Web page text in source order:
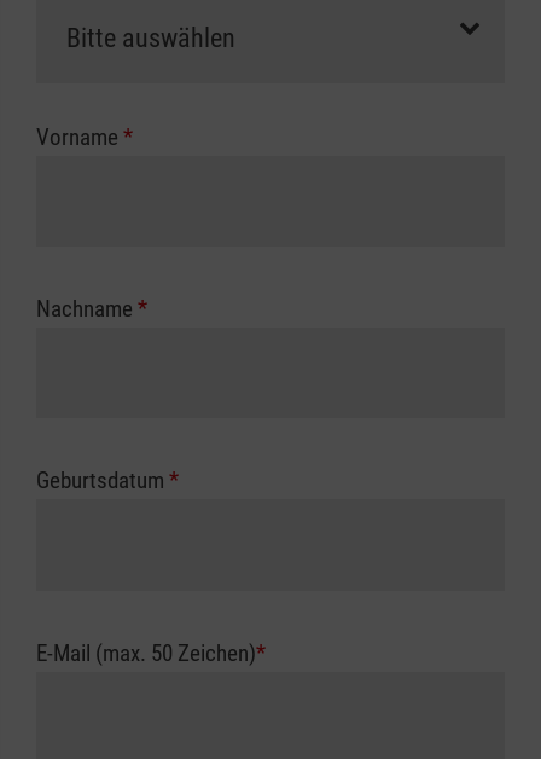
Die notwendigen Formulare für die
zuständigen Berufsgenossenschaft oder
Vorname *
Nachname *
Geburtsdatum *
E-Mail (max. 50 Zeichen)*